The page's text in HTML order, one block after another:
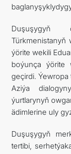
Duşuşygyň
Türkmenistanyň
ýörite wekili
boýunça ýörite
geçirdi.
Aziýa
ýurtlarynyň
ädimlerine uly
Duşuşygyň
tertibi,